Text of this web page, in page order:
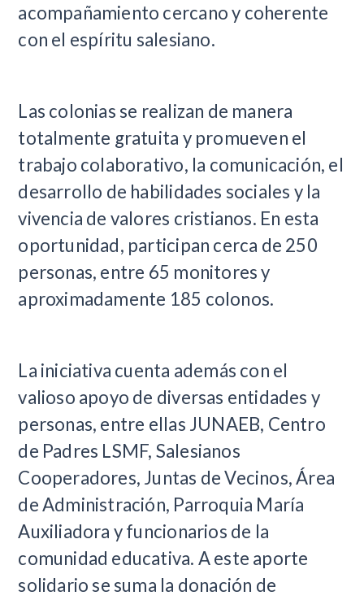
acompañamiento cercano y coherente
con el espíritu salesiano.
Las colonias se realizan de manera
totalmente gratuita y promueven el
trabajo colaborativo, la comunicación, el
desarrollo de habilidades sociales y la
vivencia de valores cristianos. En esta
oportunidad, participan cerca de 250
personas, entre 65 monitores y
aproximadamente 185 colonos.
La iniciativa cuenta además con el
valioso apoyo de diversas entidades y
personas, entre ellas JUNAEB, Centro
de Padres LSMF, Salesianos
Cooperadores, Juntas de Vecinos, Área
de Administración, Parroquia María
Auxiliadora y funcionarios de la
comunidad educativa. A este aporte
solidario se suma la donación de